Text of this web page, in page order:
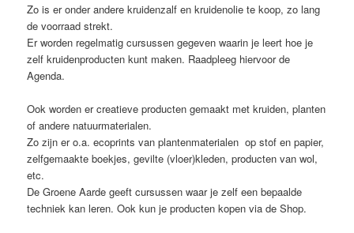
Zo is er onder andere kruidenzalf en kruidenolie te koop, zo lang
de voorraad strekt.
Er worden regelmatig cursussen gegeven waarin je leert hoe je
zelf kruidenproducten kunt maken. Raadpleeg hiervoor de
Agenda.
Ook worden er creatieve producten gemaakt met kruiden, planten
of andere natuurmaterialen.
Zo zijn er o.a. ecoprints van plantenmaterialen op stof en papier,
zelfgemaakte boekjes, gevilte (vloer)kleden, producten van wol,
etc.
De Groene Aarde geeft cursussen waar je zelf een bepaalde
techniek kan leren. Ook kun je producten kopen via de Shop.